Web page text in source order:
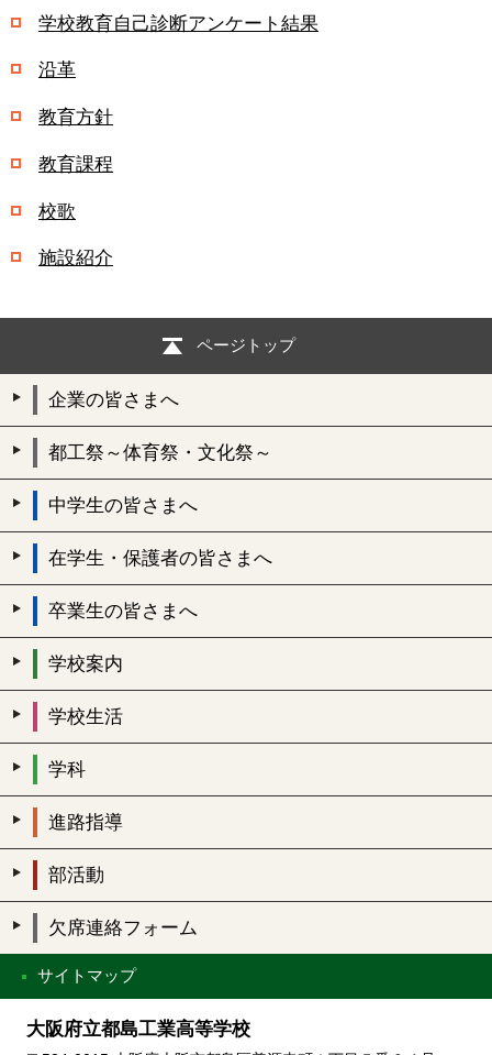
学校教育自己診断アンケート結果
沿革
教育方針
教育課程
校歌
施設紹介
ページトップ
企業の皆さまへ
都工祭～体育祭・文化祭～
中学生の皆さまへ
在学生・保護者の皆さまへ
卒業生の皆さまへ
学校案内
学校生活
学科
進路指導
部活動
欠席連絡フォーム
サイトマップ
大阪府立都島工業高等学校